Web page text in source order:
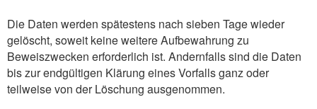
Die Daten werden spätestens nach sieben Tage wieder
gelöscht, soweit keine weitere Aufbewahrung zu
Beweiszwecken erforderlich ist. Andernfalls sind die Daten
bis zur endgültigen Klärung eines Vorfalls ganz oder
teilweise von der Löschung ausgenommen.